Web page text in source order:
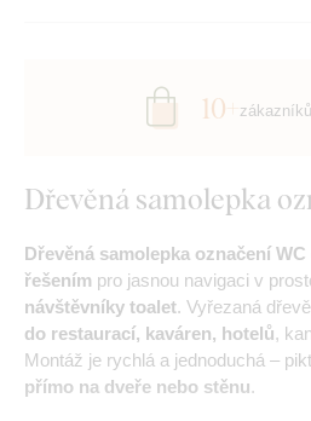
Dřevěná samolepka
Dřevěná samolepka označení
řešením pro jasnou navigaci v
návštěvníky toalet. Vyřezaná
do restaurací, kaváren, hotelů,
Montáž je rychlá a jednoduchá –
přímo na dveře nebo stěnu.
10+